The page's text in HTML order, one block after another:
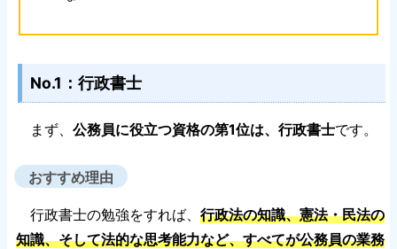
No.1：行政書士
まず、 公務員に役立つ資格の第1位は、行政書士です。
おすすめ理由
行政書士の勉強をすれば、 行政法の知識、憲法・民法の
知識、そして法的な思考能力など、すべてが公務員の業務